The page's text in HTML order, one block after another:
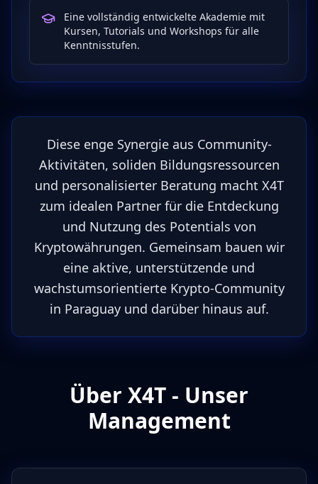
Eine vollständig entwickelte Akademie mit
Kursen, Tutorials und Workshops für alle
Kenntnisstufen.
Diese enge Synergie aus Community-
Aktivitäten, soliden Bildungsressourcen
und personalisierter Beratung macht X4T
zum idealen Partner für die Entdeckung
und Nutzung des Potentials von
Kryptowährungen. Gemeinsam bauen wir
eine aktive, unterstützende und
wachstumsorientierte Krypto-Community
in Paraguay und darüber hinaus auf.
Über X4T - Unser
Management